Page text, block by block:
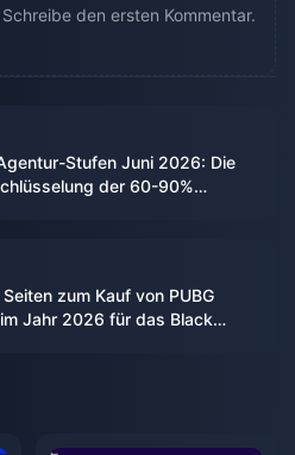
den ersten Kommentar.
Stufen Juni 2026: Die
der 60-90%
zum Kauf von PUBG
Jahr 2026 für das Black